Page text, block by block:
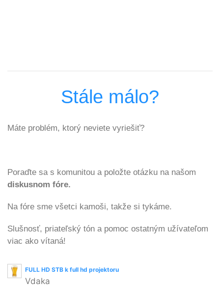
Stále málo?
Máte problém, ktorý neviete vyriešiť?
Poraďte sa s komunitou a položte otázku na našom
diskusnom fóre.
Na fóre sme všetci kamoši, takže si tykáme.
Slušnosť, priateľský tón a pomoc ostatným užívateľom
viac ako vítaná!
FULL HD STB k full hd projektoru
Vdaka